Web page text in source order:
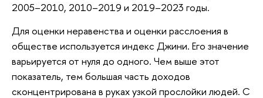
2005–2010, 2010–2019 и 2019–2023 годы.
Для оценки неравенства и оценки расслоения в
обществе используется индекс Джини. Его значение
варьируется от нуля до одного. Чем выше этот
показатель, тем большая часть доходов
сконцентрирована в руках узкой прослойки людей. С